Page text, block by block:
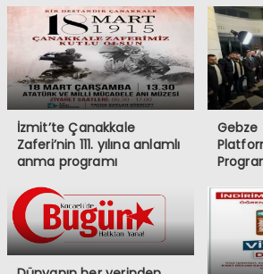
İzmit’te Çanakkale
Zaferi’nin 111. yılına anlamlı
anma programı